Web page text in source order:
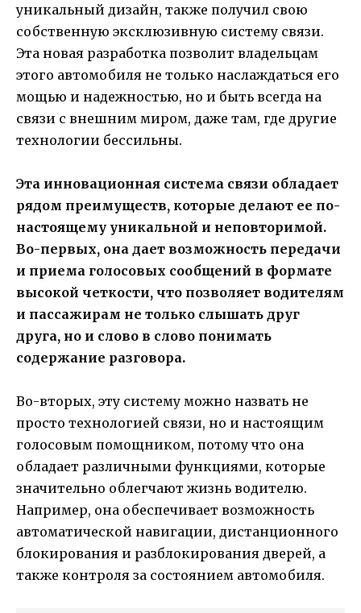
уникальный дизайн, также получил свою
собственную эксклюзивную систему связи.
Эта новая разработка позволит владельцам
этого автомобиля не только наслаждаться его
мощью и надежностью, но и быть всегда на
связи с внешним миром, даже там, где другие
технологии бессильны.
Эта инновационная система связи обладает
рядом преимуществ, которые делают ее по-
настоящему уникальной и неповторимой.
Во-первых, она дает возможность передачи
и приема голосовых сообщений в формате
высокой четкости, что позволяет водителям
и пассажирам не только слышать друг
друга, но и слово в слово понимать
содержание разговора.
Во-вторых, эту систему можно назвать не
просто технологией связи, но и настоящим
голосовым помощником, потому что она
обладает различными функциями, которые
значительно облегчают жизнь водителю.
Например, она обеспечивает возможность
автоматической навигации, дистанционного
блокирования и разблокирования дверей, а
также контроля за состоянием автомобиля.